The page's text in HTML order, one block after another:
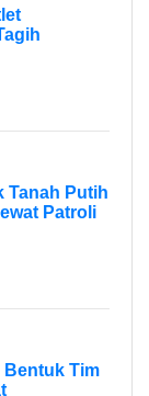
Tanah Putih
Patroli
Bentuk Tim